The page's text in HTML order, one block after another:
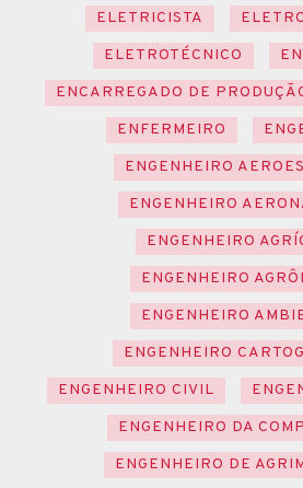
ELETRICISTA
ELETROTÉCNICO
ENCARREGADO DE
ENFERMEIRO
ENGENHEIRO
ENGENHEIRO
ENGENHEIRO
ENGENHEIRO
ENGENHEIRO
ENGENHEIRO
ENGENHEIRO CIVIL
ENGENHEIRO DA
ENGENHEIRO DE